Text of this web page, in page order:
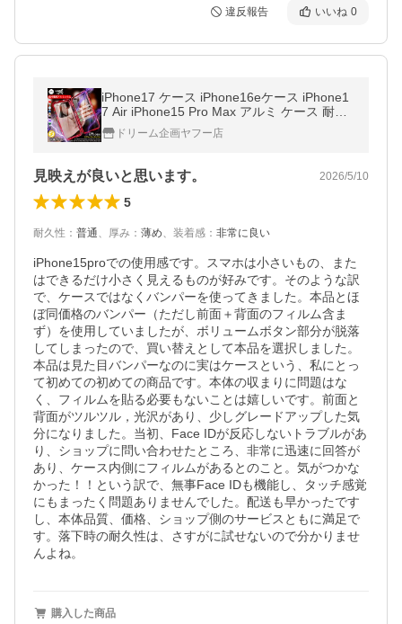
違反報告 いいね 0
iPhone17 ケース iPhone16eケース iPhone1
7 Air iPhone15 Pro Max アルミ ケース 耐衝
撃iPhone14pro クリア 13 スマホケース 携帯
7 8 iPhone12ケース 全面保護
ドリーム企画ヤフー店
見映えが良いと思います。 2026/5/10
5
耐久性 ： 普通、 厚み ： 薄め、 装着感 ： 非常に良い
iPhone15proでの使用感です。スマホは小さいもの、また
はできるだけ小さく見えるものが好みです。そのような訳
で、ケースではなくバンパーを使ってきました。本品とほ
ぼ同価格のバンパー（ただし前面＋背面のフィルム含ま
ず）を使用していましたが、ボリュームボタン部分が脱落
してしまったので、買い替えとして本品を選択しました。
本品は見た目バンパーなのに実はケースという、私にとっ
て初めての初めての商品です。本体の収まりに問題はな
く、フィルムを貼る必要もないことは嬉しいです。前面と
背面がツルツル，光沢があり、少しグレードアップした気
分になりました。当初、Face IDが反応しないトラブルがあ
り、ショップに問い合わせたところ、非常に迅速に回答が
あり、ケース内側にフィルムがあるとのこと。気がつかな
かった！！という訳で、無事Face IDも機能し、タッチ感覚
にもまったく問題ありませんでした。配送も早かったです
し、本体品質、価格、ショップ側のサービスともに満足で
す。落下時の耐久性は、さすがに試せないので分かりませ
んよね。
購入した商品